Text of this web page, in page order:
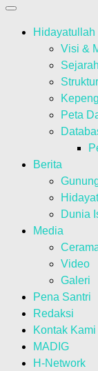
Hidayatullah
Visi &
Sejarah
Struktur
Peta
Berita
Dunia
Media
Video
Galeri
Pena Santri
Redaksi
Kontak Kami
MADIG
H-Network